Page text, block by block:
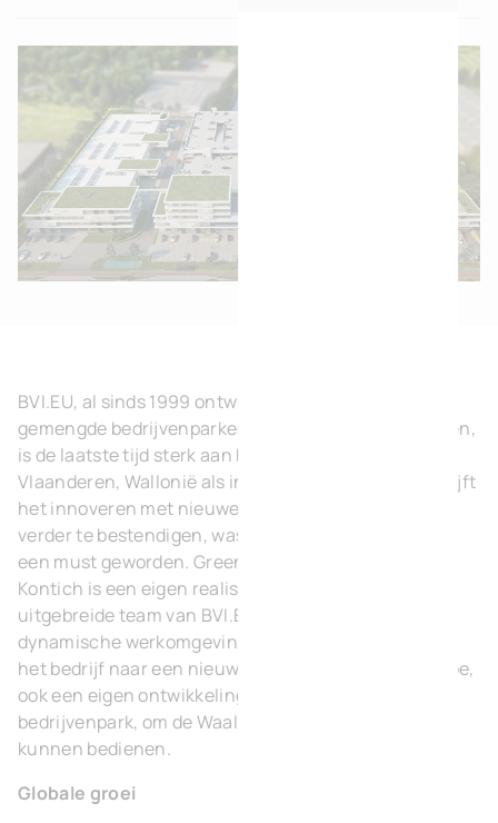
BVI.EU, al sinds 1999 ontwikkelaar van kmo-parken,
gemengde bedrijvenparken en built-to-suitgebouwen,
is de laatste tijd sterk aan het groeien. Zowel in
Vlaanderen, Wallonië als in Frankrijk en Duitsland blijft
het innoveren met nieuwe projecten. Om deze groei
verder te bestendigen, was een nieuw hoofdkantoor
een must geworden. Green Business Park Gate 7 in
Kontich is een eigen realisatie die het recent sterk
uitgebreide team van BVI.EU een hypermoderne en
dynamische werkomgeving biedt. Ook in Waver trekt
het bedrijf naar een nieuw kantoor in Parc de l’Europe,
ook een eigen ontwikkeling van een gemengd
bedrijvenpark, om de Waalse markt nog beter te
kunnen bedienen.
Globale groei